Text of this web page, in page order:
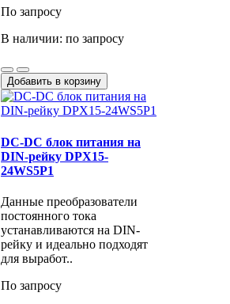
По запросу
В наличии: по запросу
Добавить в корзину
DC-DС блок питания на
DIN-рейку DPX15-
24WS5P1
Данные преобразователи
постоянного тока
устанавливаются на DIN-
рейку и идеально подходят
для выработ..
По запросу